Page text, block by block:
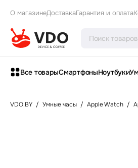
О магазинеДоставкаГарантия и оплата
Все товарыСмартфоныНоутбуки
VDO.BY / Умные часы / Apple Watch /